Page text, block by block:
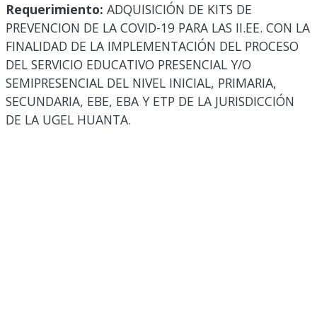
Requerimiento: ADQUISICIÓN DE KITS DE
PREVENCION DE LA COVID-19 PARA LAS II.EE. CON LA
FINALIDAD DE LA IMPLEMENTACIÓN DEL PROCESO
DEL SERVICIO EDUCATIVO PRESENCIAL Y/O
SEMIPRESENCIAL DEL NIVEL INICIAL, PRIMARIA,
SECUNDARIA, EBE, EBA Y ETP DE LA JURISDICCIÓN
DE LA UGEL HUANTA.